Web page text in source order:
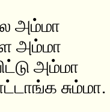
அம்மா
அம்மா
அம்மா
சும்மா.